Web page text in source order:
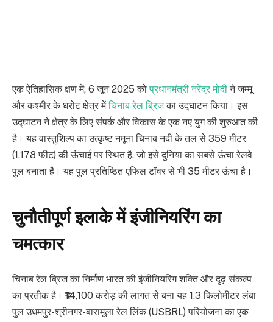
एक ऐतिहासिक क्षण में, 6 जून 2025 कोप्रधानमंत्री नरेंद्र मोदीने जम्मू
और कश्मीर के धरोट क्षेत्र मेंचिनाब रेल ब्रिजका उद्घाटन किया। इस
उद्घाटन ने क्षेत्र के लिए संपर्क और विकास के एक नए युग की शुरुआत की
है। यह वास्तुशिल्प का उत्कृष्ट नमूना चिनाब नदी के तल से 359 मीटर
(1,178 फीट) की ऊंचाई पर स्थित है, जो इसे दुनिया का सबसे ऊंचा रेलवे
पुल बनाता है। यह पुल प्रतिष्ठित एफिल टॉवर से भी 35 मीटर ऊंचा है।
चुनौतीपूर्ण इलाके में इंजीनियरिंग का
चमत्कार
चिनाब रेल ब्रिज का निर्माण भारत की इंजीनियरिंग शक्ति और दृढ़ संकल्प
का प्रतीक है। ₹14,100 करोड़ की लागत से बना यह 1.3 किलोमीटर लंबा
पुल उधमपुर-श्रीनगर-बारामूला रेल लिंक (USBRL) परियोजना का एक